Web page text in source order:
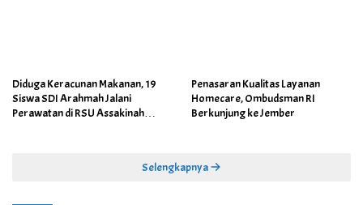
Diduga Keracunan Makanan, 19
Siswa SDI Arahmah Jalani
Perawatan di RSU Assakinah
Penasaran Kualitas Layanan
Homecare, Ombudsman RI
Berkunjung ke Jember
Selengkapnya